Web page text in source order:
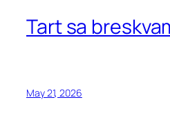
Tart sa
May 21, 2026